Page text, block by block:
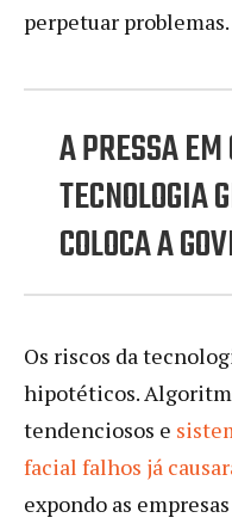
perpetuar problemas.
A PRESSA
TECNOLOGIA
COLOCA A
Os riscos da
hipotéticos.
tendenciosos e
facial falhos já
expondo as